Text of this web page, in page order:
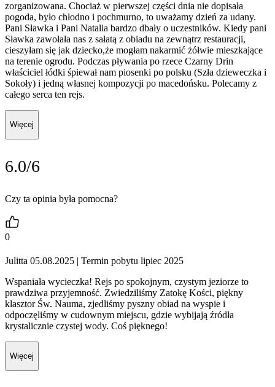
zorganizowana. Chociaż w pierwszej części dnia nie dopisała
pogoda, było chłodno i pochmurno, to uważamy dzień za udany.
Pani Sławka i Pani Natalia bardzo dbały o uczestników. Kiedy pani
Sławka zawołała nas z sałatą z obiadu na zewnątrz restauracji,
cieszyłam się jak dziecko,że mogłam nakarmić żółwie mieszkające
na terenie ogrodu. Podczas pływania po rzece Czarny Drin
właściciel łódki śpiewał nam piosenki po polsku (Szła dzieweczka i
Sokoły) i jedną własnej kompozycji po macedońsku. Polecamy z
całego serca ten rejs.
Więcej
6.0/6
Czy ta opinia była pomocna?
0
Julitta 05.08.2025 | Termin pobytu lipiec 2025
Wspaniała wycieczka! Rejs po spokojnym, czystym jeziorze to
prawdziwa przyjemność. Zwiedziliśmy Zatokę Kości, piękny
klasztor Św. Nauma, zjedliśmy pyszny obiad na wyspie i
odpoczęliśmy w cudownym miejscu, gdzie wybijają źródła
krystalicznie czystej wody. Coś pięknego!
Więcej